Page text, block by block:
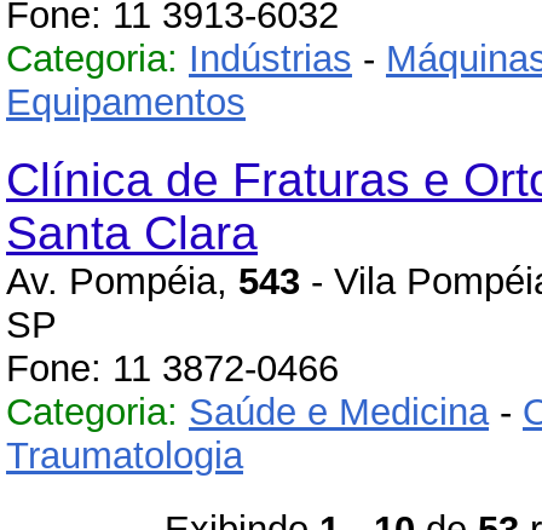
Fone: 11 3913-6032
Categoria: Indústrias -
Equipamentos
Clínica de Fraturas e
Santa Clara
Av. Pompéia, 543 - Vila
SP
Fone: 11 3872-0466
Categoria: Saúde e Medicina-
Traumatologia